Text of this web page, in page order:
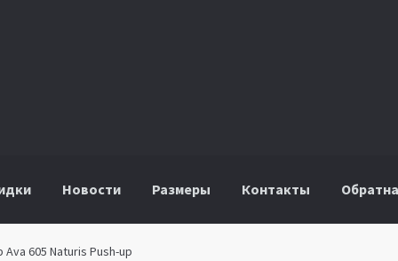
Новости Размеры Контакты
Ava 605 Naturis Push-up